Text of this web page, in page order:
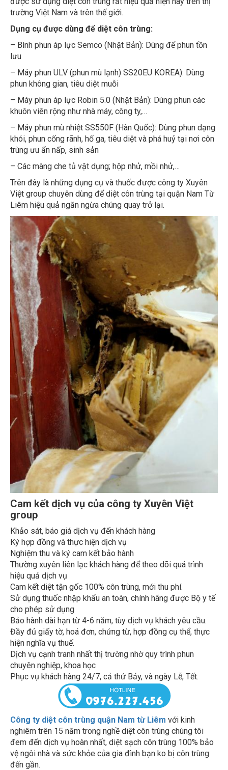
trường Việt Nam và trên thế giới.
Dụng cụ được dùng để diệt côn trùng:
– Bình phun áp lực Semco (Nhật Bản): Dùng để phun tồn
lưu
– Máy phun ULV (phun mù lạnh) SS20EU KOREA): Dùng
phun không gian, tiêu diệt muỗi
– Máy phun áp lực Robin 5.0 (Nhật Bản): Dùng phun các
khuôn viên rộng như nhà máy, công ty,…
– Máy phun mù nhiệt SS550F (Hàn Quốc): Dùng phun dạng
khói, phun cống rãnh, hố ga, tiêu diệt và phá huỷ tại nơi côn
trùng ưu ẩn nấp, sinh sản
– Các màng che tủ vật dụng; hộp nhử, mồi nhử,…
Trên đây là những dụng cụ và thuốc được công ty Xuyên
Việt group chuyên dùng để diệt côn trùng tại quận Nam Từ
Liêm hiệu quả ngăn ngừa chúng quay trở lại.
Cam kết dịch vụ của công ty Xuyên Việt
group
Khảo sát, báo giá dịch vụ đến khách hàng
Ký hợp đồng và thực hiện dịch vụ
Nghiệm thu và ký cam kết bảo hành
Thường xuyên liên lạc khách hàng để theo dõi quá trình
hiệu quả dịch vụ
Cam kết diệt tận gốc 100% côn trùng, mới thu phí.
Sử dụng thuốc nhập khẩu an toàn, chính hãng được Bộ y tế
cho phép sử dụng
Bảo hành dài hạn từ 4-6 năm, tùy dịch vụ khách yêu cầu.
Đầy đủ giấy tờ, hoá đơn, chứng từ, hợp đồng cụ thể, thực
hiện nghĩa vụ thuế.
Dịch vụ cạnh tranh nhất thị trường nhờ quy trình phun
chuyên nghiệp, khoa học
Phục vụ khách hàng 24/7, cả thứ Bảy, và ngày Lễ, Tết.
Công ty diệt côn trùng quận Nam từ Liêm
với kinh
nghiêm trên 15 năm trong nghề diệt côn trùng chúng tôi
đem đến dịch vụ hoàn nhất, diệt sạch côn trùng 100% bảo
vệ ngôi nhà và sức khỏe của gia đình bạn ko bị côn trùng
đến gần.